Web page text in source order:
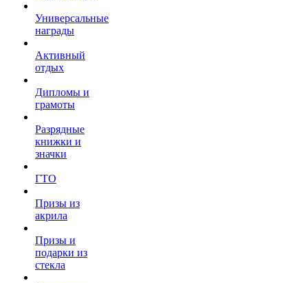
Универсальные
награды
Активный
отдых
Дипломы и
грамоты
Разрядные
книжки и
значки
ГТО
Призы из
акрила
Призы и
подарки из
стекла